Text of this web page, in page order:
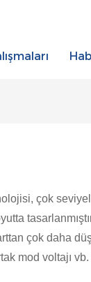
çok
çok daha
mod voltajı